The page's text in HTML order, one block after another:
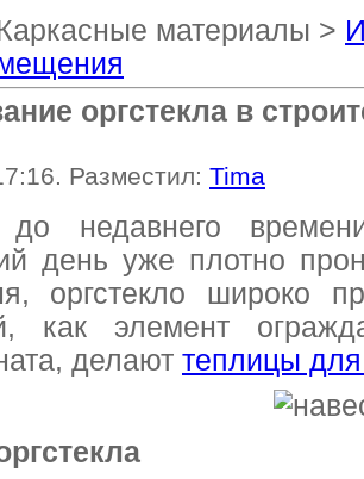
материалы >
оргстекла в
Разместил: Tima
до недавнего
день уже плотно
оргстекло широко
как элемент
делают теплицы